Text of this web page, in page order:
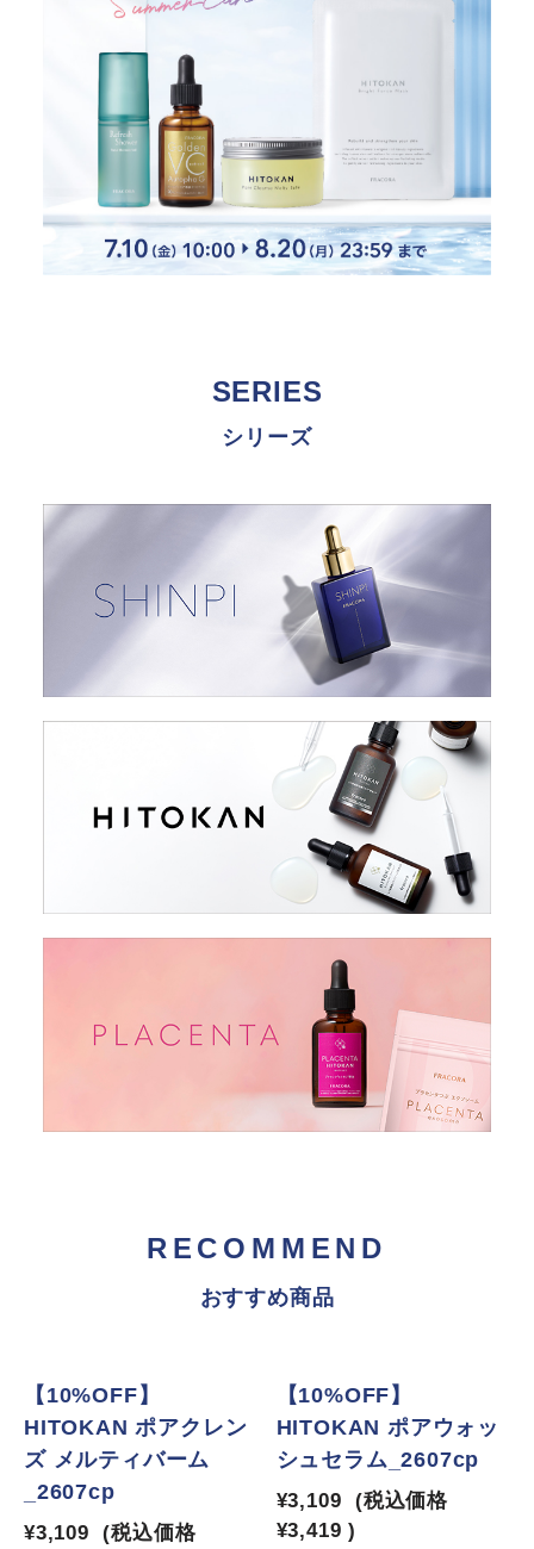
SERIES
シリーズ
RECOMMEND
おすすめ商品
【10%OFF】
HITOKAN ポアクレン
ズ メルティバーム
_2607cp
¥3,109 (税込価格
【10%OFF】
HITOKAN ポアウォッ
シュセラム_2607cp
¥3,109
(税込価格
¥3,419 )